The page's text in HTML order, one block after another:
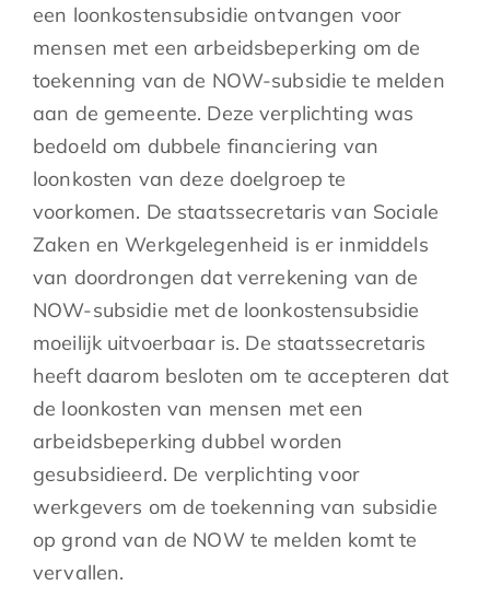
een loonkostensubsidie ontvangen voor
mensen met een arbeidsbeperking om de
toekenning van de NOW-subsidie te melden
aan de gemeente. Deze verplichting was
bedoeld om dubbele financiering van
loonkosten van deze doelgroep te
voorkomen. De staatssecretaris van Sociale
Zaken en Werkgelegenheid is er inmiddels
van doordrongen dat verrekening van de
NOW-subsidie met de loonkostensubsidie
moeilijk uitvoerbaar is. De staatssecretaris
heeft daarom besloten om te accepteren dat
de loonkosten van mensen met een
arbeidsbeperking dubbel worden
gesubsidieerd. De verplichting voor
werkgevers om de toekenning van subsidie
op grond van de NOW te melden komt te
vervallen.